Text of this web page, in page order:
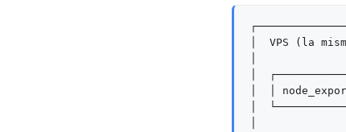
│  VPS (la
│
│  │
│
│